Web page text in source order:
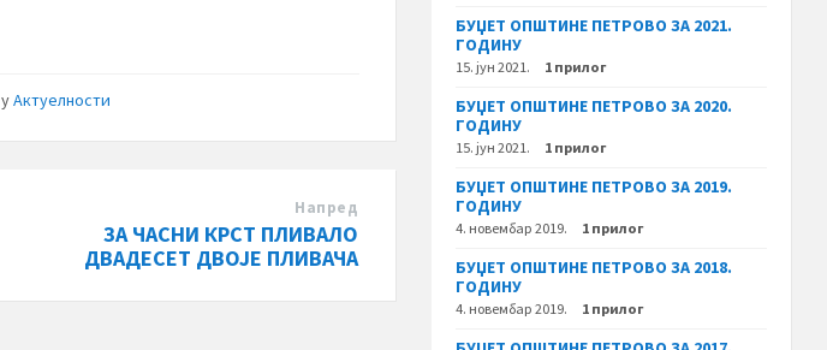
уАктуелности
Напред
ЗА ЧАСНИ КРСТ ПЛИВАЛО
ДВАДЕСЕТ ДВОЈЕ ПЛИВАЧА
БУЏЕТ ОПШТИНЕ ПЕТРОВО ЗА 2021.
ГОДИНУ
15. јун 2021. 1 прилог
БУЏЕТ ОПШТИНЕ ПЕТРОВО ЗА 2020.
ГОДИНУ
15. јун 2021. 1 прилог
БУЏЕТ ОПШТИНЕ ПЕТРОВО ЗА 2019.
ГОДИНУ
4. новембар 2019. 1 прилог
БУЏЕТ ОПШТИНЕ ПЕТРОВО ЗА 2018.
ГОДИНУ
4. новембар 2019. 1 прилог